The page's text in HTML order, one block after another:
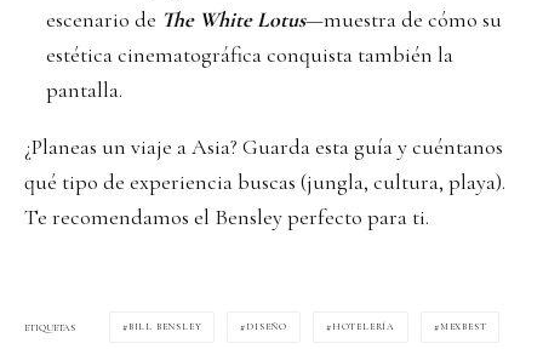
escenario de The White Lotus—muestra de cómo su
estética cinematográfica conquista también la
pantalla.
¿Planeas un viaje a Asia? Guarda esta guía y cuéntanos
qué tipo de experiencia buscas (jungla, cultura, playa).
Te recomendamos el Bensley perfecto para ti.
ETIQUETAS BILL BENSLEY DISEÑO HOTELERÍA MEXBEST